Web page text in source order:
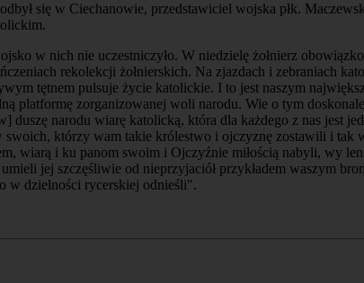
się w Ciechanowie, przedstawiciel wojska płk.
w nich nie uczestniczyło. W niedzielę żołnierz
rekolekcji żołnierskich. Na zjazdach i zebraniach
tętnem pulsuje życie katolickie. I to jest naszym
platformę zorganizowanej woli narodu. Wie o tym
narodu wiarę katolicką, która dla każdego z nas jest
którzy wam takie królestwo i ojczyznę zostawili i tak
wiarą i ku panom swoim i Ojczyźnie miłością nabyli, wy
jej szczęśliwie od nieprzyjaciół przykładem waszym
w dzielności rycerskiej odnieśli".